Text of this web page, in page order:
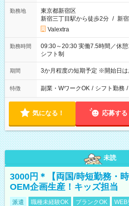
勤務地
東京都新宿区
新宿三丁目駅から徒歩2分 / 新
Valextra
勤務時間
09:30～20:30 実働7.5時間／休憩1.5時間 営業時間に合わせた
シフト制
期間 3か月程度の短期予定 ※開始日は
特徴 副業・WワークOK / シフト勤務 /
気になる！ 応募する
未読
3000円＊【両国/時短勤務・
OEM企画生産！キッズ担当
派遣 職種未経験OK ブランクOK WEB